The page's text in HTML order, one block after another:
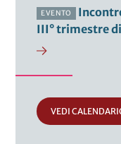
EVENTO
III° trimestre
VEDI